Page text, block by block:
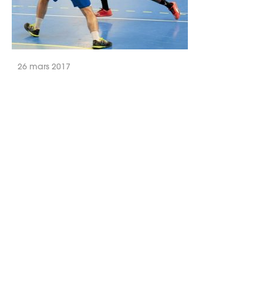
26 mars 2017